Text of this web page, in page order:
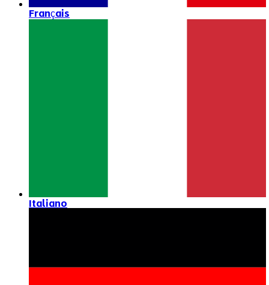
Français
Italiano